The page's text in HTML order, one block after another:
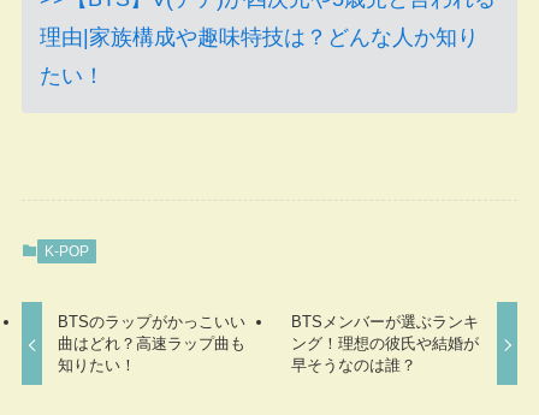
理由|家族構成や趣味特技は？どんな人か知り
たい！
K-POP
BTSのラップがかっこいい
曲はどれ？高速ラップ曲も
知りたい！
BTSメンバーが選ぶランキ
ング！理想の彼氏や結婚が
早そうなのは誰？